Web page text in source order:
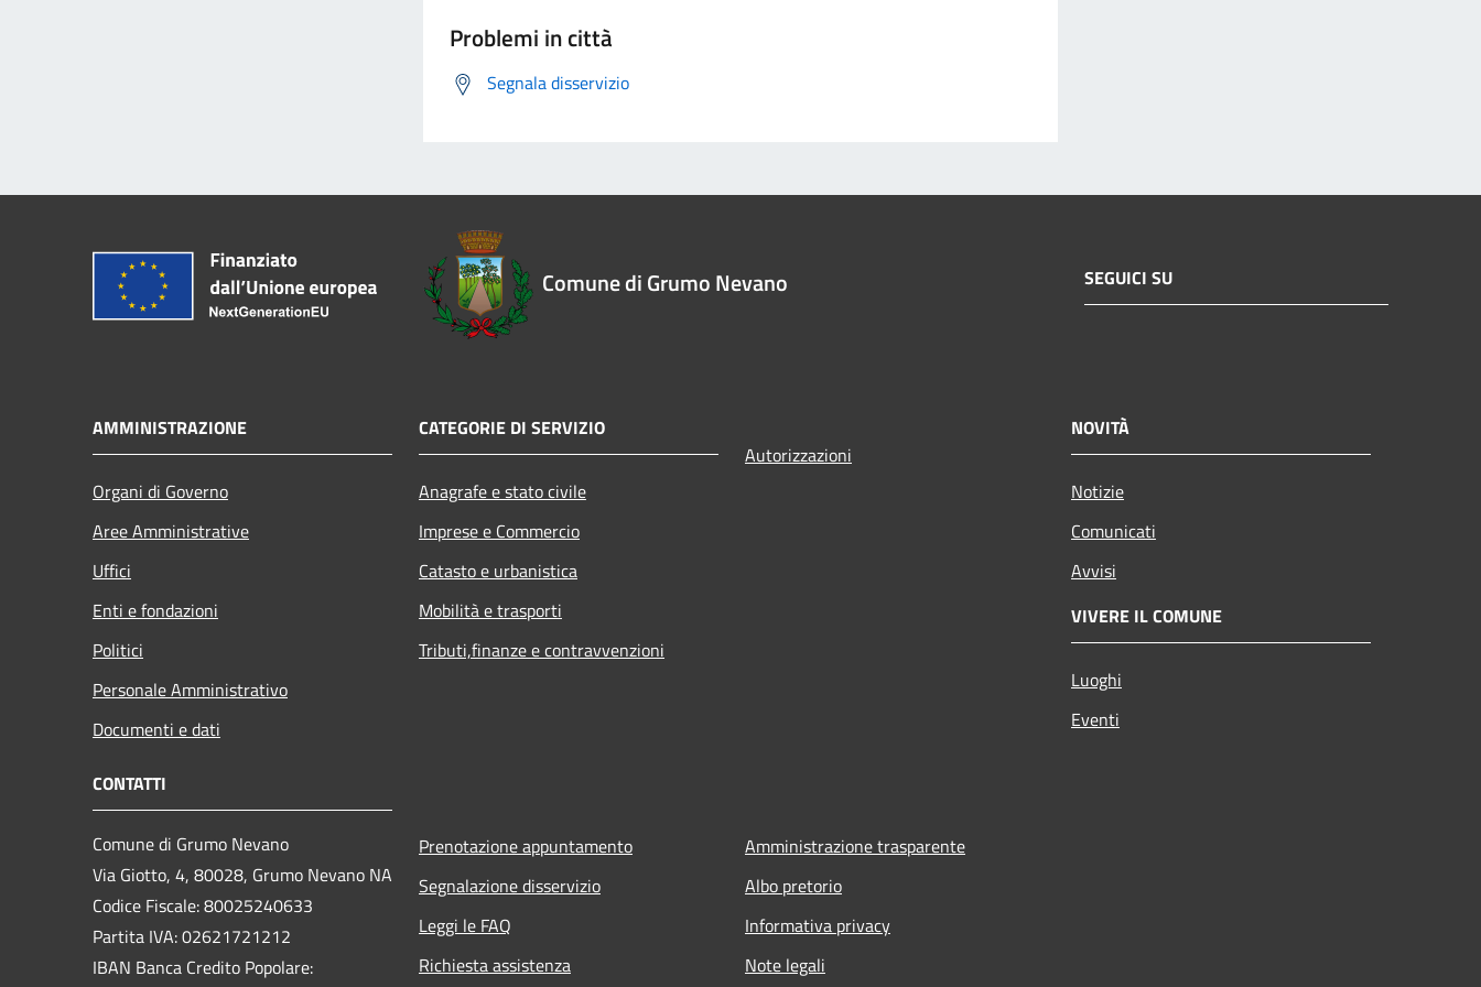
Problemi in città
Segnala disservizio
Comune di Grumo Nevano SEGUICI SU
AMMINISTRAZIONE
Organi di Governo
Aree Amministrative
Uffici
Enti e fondazioni
Politici
Personale Amministrativo
Documenti e dati
CATEGORIE DI SERVIZIO
Anagrafe e stato civile
Imprese e Commercio
Catasto e urbanistica
Mobilità e trasporti
Tributi,finanze e contravvenzioni
Autorizzazioni
NOVITÀ
Notizie
Comunicati
Avvisi
VIVERE IL COMUNE
Luoghi
Eventi
CONTATTI
Comune di Grumo Nevano
Via Giotto, 4, 80028, Grumo Nevano NA
Codice Fiscale: 80025240633
Partita IVA: 02621721212
IBAN Banca Credito Popolare:
Prenotazione appuntamento
Segnalazione disservizio
Leggi le FAQ
Richiesta assistenza
Amministrazione trasparente
Albo pretorio
Informativa privacy
Note legali